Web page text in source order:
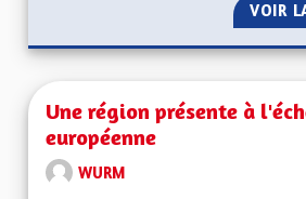
VOIR
Une région présente à
européenne
WURM